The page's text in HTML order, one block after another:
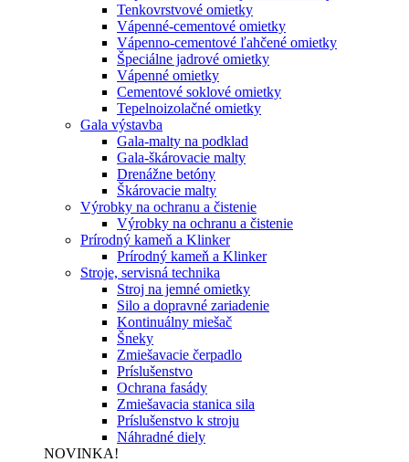
Tenkovrstvové omietky
Vápenné-cementové omietky
Vápenno-cementové ľahčené omietky
Špeciálne jadrové omietky
Vápenné omietky
Cementové soklové omietky
Tepelnoizolačné omietky
Gala výstavba
Gala-malty na podklad
Gala-škárovacie malty
Drenážne betóny
Škárovacie malty
Výrobky na ochranu a čistenie
Výrobky na ochranu a čistenie
Prírodný kameň a Klinker
Prírodný kameň a Klinker
Stroje, servisná technika
Stroj na jemné omietky
Silo a dopravné zariadenie
Kontinuálny miešač
Šneky
Zmiešavacie čerpadlo
Príslušenstvo
Ochrana fasády
Zmiešavacia stanica sila
Príslušenstvo k stroju
Náhradné diely
NOVINKA!